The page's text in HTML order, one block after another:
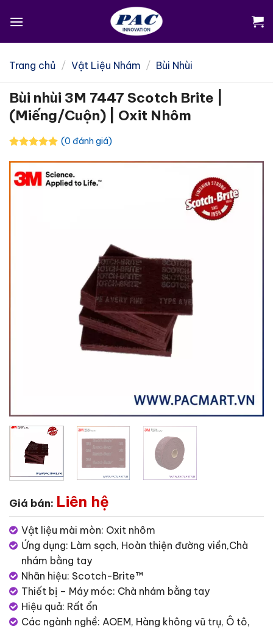
Trang chủ / Vật Liệu Nhám / Bùi Nhùi
Bùi nhùi 3M 7447 Scotch Brite |
(Miếng/Cuộn) | Oxit Nhôm
(0 đánh giá)
Giá bán: Liên hệ
Vật liệu mài mòn: Oxit nhôm
Ứng dụng: Làm sạch, Hoàn thiện đường viền,Chà
nhám bằng tay
Nhãn hiệu: Scotch-Brite™
Thiết bị – Máy móc: Chà nhám bằng tay
Hiệu quả: Rất ổn
Các ngành nghề: AOEM, Hàng không vũ trụ, Ô tô,